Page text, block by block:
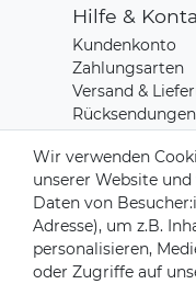
Hilfe &
Kundenkonto
Zahlungsarten
Versand &
Rücksendungen
Kontakt zu uns
Wir verwenden
unserer Website
Daten von
Adresse), um z.B.
personalisieren,
oder Zugriffe auf